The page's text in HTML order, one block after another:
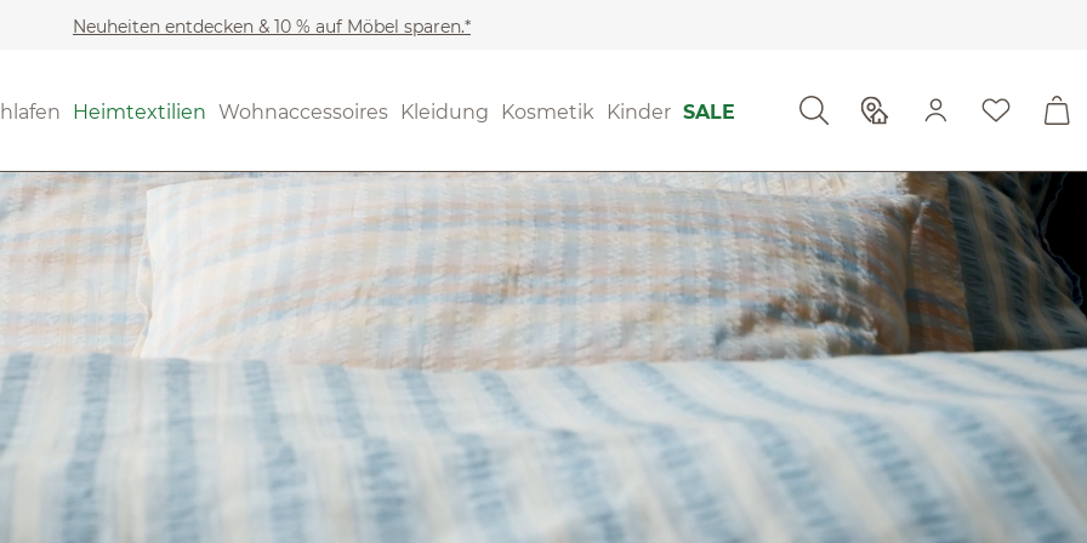
Neuheiten entdecken & 10 % auf Möbel sparen.*
Heimtextilien Wohnaccessoires Kleidung Kosmetik Kinder SALE